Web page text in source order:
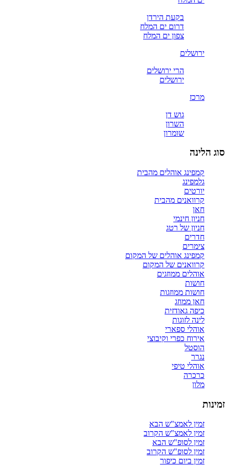
בקעת הירדן
דרום ים המלח
צפון ים המלח
ירושלים
הרי ירושלים
ירושלים
מרכז
גוש דן
השרון
שומרון
סוג הלינה
קמפינג אוהלים מהבית
גלמפינג
יורטים
קרוואנים מהבית
חאן
חניון חינמי
חניון של רטג
חדרים
צימרים
קמפינג אוהלים של המקום
קרוואנים של המקום
אוהלים ממוזגים
חושות
חושות ממוזגות
חאן ממוזג
כיפה גאודזית
לינה לזוגות
אוהלי ספארי
אירוח כפרי וקיבוצי
הוסטל
נגרר
אוהלי טיפי
כרכרה
מלון
זמינות
זמין לאמצ"ש הבא
זמין לאמצ"ש הקרוב
זמין לסופ"ש הבא
זמין לסופ"ש הקרוב
זמין ביום כיפור